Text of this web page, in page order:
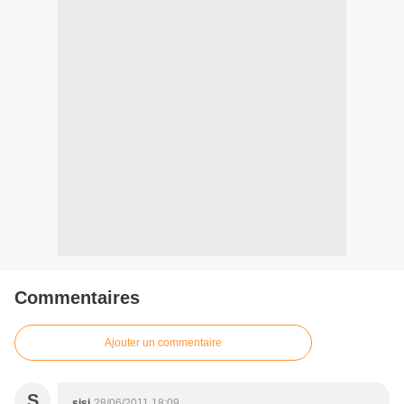
Commentaires
Ajouter un commentaire